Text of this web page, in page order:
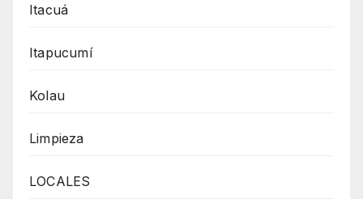
Itacuá
Itapucumí
Kolau
Limpieza
LOCALES